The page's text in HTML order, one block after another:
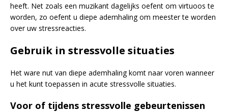
heeft. Net zoals een muzikant dagelijks oefent om virtuoos te
worden, zo oefent u diepe ademhaling om meester te worden
over uw stressreacties.
Gebruik in stressvolle situaties
Het ware nut van diepe ademhaling komt naar voren wanneer
u het kunt toepassen in acute stressvolle situaties.
Voor of tijdens stressvolle gebeurtenissen